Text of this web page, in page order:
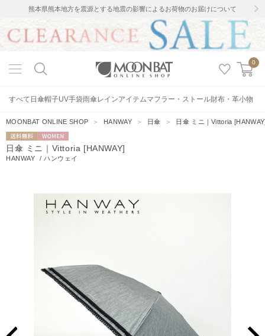
熊本県熊本地方を震源とする地震の影響によるお荷物のお届けについて
0
すべて 日傘帽子UV手袋雨傘レインアイテムマフラー・ストール財布・革小物
MOONBAT ONLINE SHOP ＞ HANWAY ＞ 日傘 ＞ 日傘 ミニ｜Vittoria
送料無料 WOMEN
日傘 ミニ｜Vittoria [HANWAY]
HANWAY /ハンウェイ